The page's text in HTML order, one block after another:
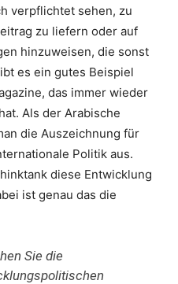
verpflichtet sehen, zu
zu liefern oder auf
hinzuweisen, die sonst
es ein gutes Beispiel
das immer wieder
Als der Arabische
die Auszeichnung für
Politik aus.
diese Entwicklung
ist genau das die
Sie die